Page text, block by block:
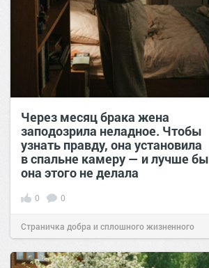
Через месяц брака жена
заподозрила неладное. Чтобы
узнать правду, она установила
в спальне камеру — и лучше бы
она этого не делала
0 0
Страничка добра и сплошного жизненного
позитива!00:29Сегодня